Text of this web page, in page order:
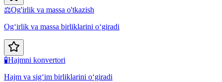
⚖️Og'irlik va massa o'tkazish
Og‘irlik va massa birliklarini o‘giradi
🧪Hajmni konvertori
Hajm va sig‘im birliklarini o‘giradi